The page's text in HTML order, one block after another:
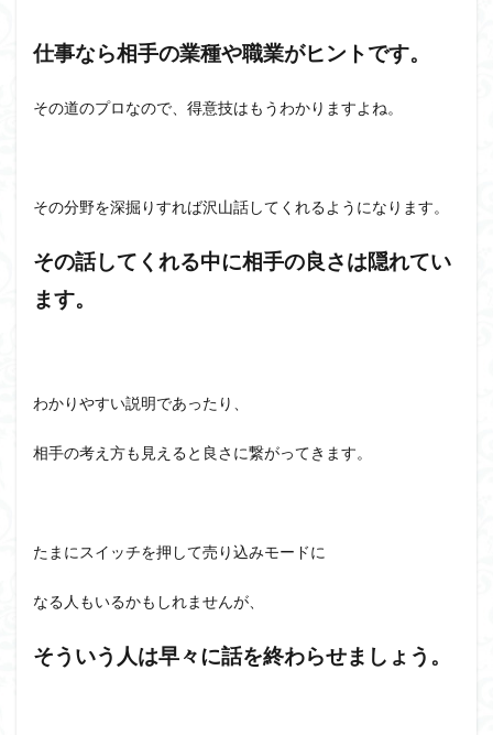
仕事なら相手の業種や職業がヒントです。
その道のプロなので、得意技はもうわかりますよね。
その分野を深掘りすれば沢山話してくれるようになります。
その話してくれる中に相手の良さは隠れてい
ます。
わかりやすい説明であったり、
相手の考え方も見えると良さに繋がってきます。
たまにスイッチを押して売り込みモードに
なる人もいるかもしれませんが、
そういう人は早々に話を終わらせましょう。